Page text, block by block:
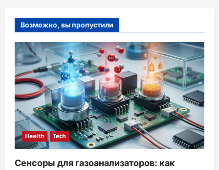
Возможно, вы пропустили
Health Tech
Сенсоры для газоанализаторов: как